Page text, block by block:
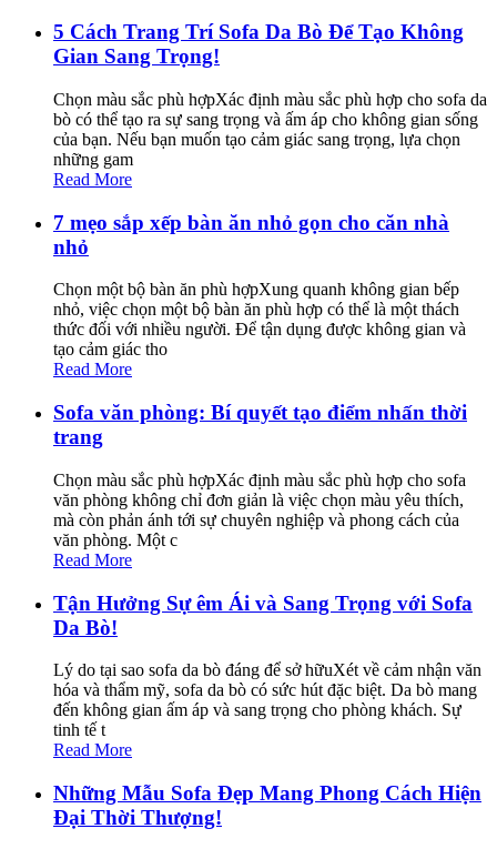
5 Cách Trang Trí Sofa Da Bò Để Tạo Không
Gian Sang Trọng!
Chọn màu sắc phù hợpXác định màu sắc phù hợp cho sofa da
bò có thể tạo ra sự sang trọng và ấm áp cho không gian sống
của bạn. Nếu bạn muốn tạo cảm giác sang trọng, lựa chọn
những gam
Read More
7 mẹo sắp xếp bàn ăn nhỏ gọn cho căn nhà
nhỏ
Chọn một bộ bàn ăn phù hợpXung quanh không gian bếp
nhỏ, việc chọn một bộ bàn ăn phù hợp có thể là một thách
thức đối với nhiều người. Để tận dụng được không gian và
tạo cảm giác tho
Read More
Sofa văn phòng: Bí quyết tạo điểm nhấn thời
trang
Chọn màu sắc phù hợpXác định màu sắc phù hợp cho sofa
văn phòng không chỉ đơn giản là việc chọn màu yêu thích,
mà còn phản ánh tới sự chuyên nghiệp và phong cách của
văn phòng. Một c
Read More
Tận Hưởng Sự êm Ái và Sang Trọng với Sofa
Da Bò!
Lý do tại sao sofa da bò đáng để sở hữuXét về cảm nhận văn
hóa và thẩm mỹ, sofa da bò có sức hút đặc biệt. Da bò mang
đến không gian ấm áp và sang trọng cho phòng khách. Sự
tinh tế t
Read More
Những Mẫu Sofa Đẹp Mang Phong Cách Hiện
Đại Thời Thượng!